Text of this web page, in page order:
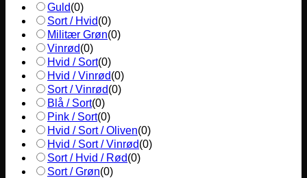
Guld(0)
Sort / Hvid(0)
Militær Grøn(0)
Vinrød(0)
Hvid / Sort(0)
Hvid / Vinrød(0)
Sort / Vinrød(0)
Blå / Sort(0)
Pink / Sort(0)
Hvid / Sort / Oliven(0)
Hvid / Sort / Vinrød(0)
Sort / Hvid / Rød(0)
Sort / Grøn(0)